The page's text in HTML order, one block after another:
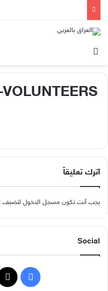
اترك تعليقاً
يجب أنت تكون مسجل الدخول لتضيف
Social